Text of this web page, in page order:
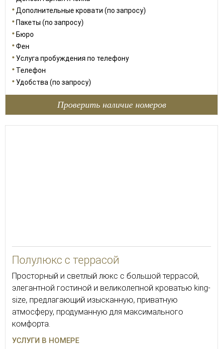
Дополнительные кровати (по запросу)
Пакеты (по запросу)
Бюро
Фен
Услуга пробуждения по телефону
Телефон
Удобства (по запросу)
Проверить наличие номеров
Полулюкс с террасой
Просторный и светлый люкс с большой террасой,
элегантной гостиной и великолепной кроватью king-
size, предлагающий изысканную, приватную
атмосферу, продуманную для максимального
комфорта.
УСЛУГИ В НОМЕРЕ